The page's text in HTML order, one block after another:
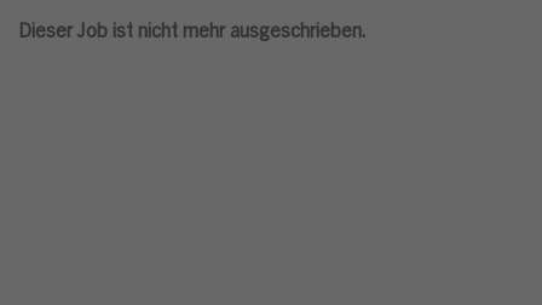
Dieser Job ist nicht mehr ausgeschrieben.